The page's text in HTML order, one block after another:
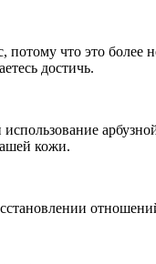
потому что это
достичь.
кожи.